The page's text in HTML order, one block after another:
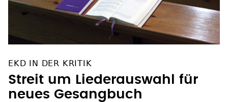
EKD IN DER KRITIK
Streit um Liederauswahl für
neues Gesangbuch